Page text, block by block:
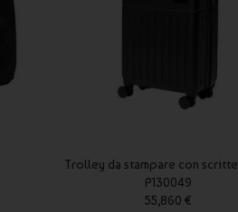
Trolley da stampare con scritte
P130049
55,860 €